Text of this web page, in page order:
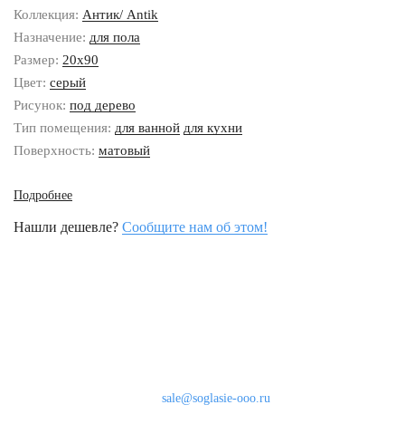
Коллекция: Антик/ Antik
Назначение: для пола
Размер: 20x90
Цвет: серый
Рисунок: под дерево
Тип помещения: для ванной для кухни
Поверхность: матовый
Подробнее
Нашли дешевле? Сообщите нам об этом!
sale@soglasie-ooo.ru